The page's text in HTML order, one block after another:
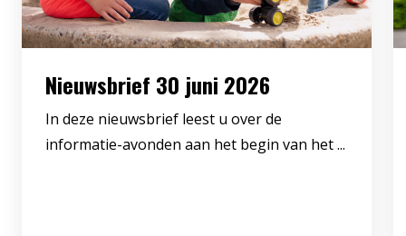
Nieuwsbrief 30 juni 2026
In deze nieuwsbrief leest u over de
informatie-avonden aan het begin van het ...